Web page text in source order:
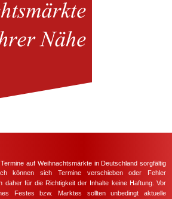
auf Weihnachtsmärkte in Deutschland sorgfältig
können sich Termine verschieben oder Fehler
daher für die Richtigkeit der Inhalte keine Haftung. Vor
Festes bzw. Marktes sollten unbedingt aktuelle